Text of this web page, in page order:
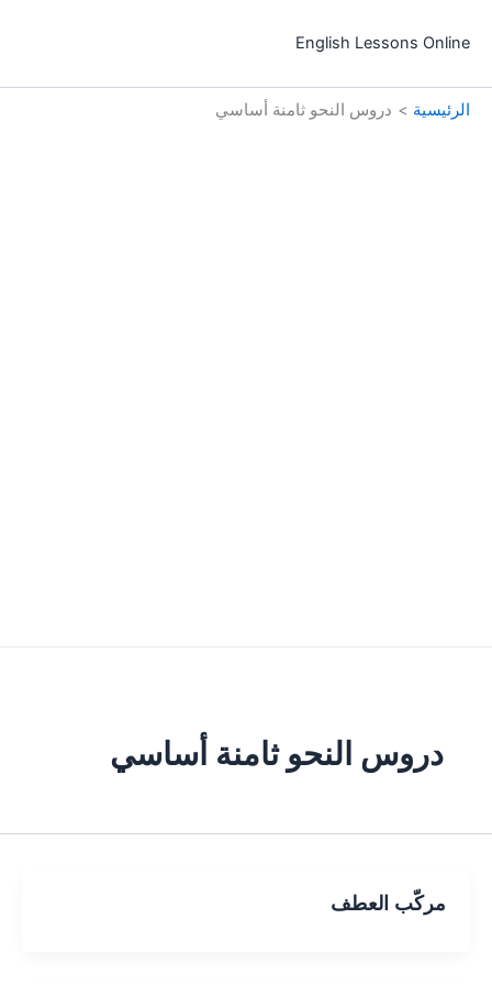
إلىEnglish Lessons Online
الرئيسية دروس النحو ثامنة أساسي
دروس النحو ثامنة أساسي
مركّب العطف